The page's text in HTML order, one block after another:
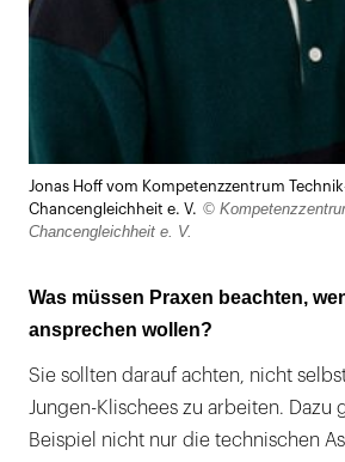
Jonas Hoff vom Kompetenzzentrum
Chancengleichheit e. V. ©
Chancengleichheit e. V.
Was müssen Praxen beachten,
ansprechen wollen?
Sie sollten darauf achten, nicht
Jungen-Klischees zu arbeiten. Dazu
Beispiel nicht nur die technischen